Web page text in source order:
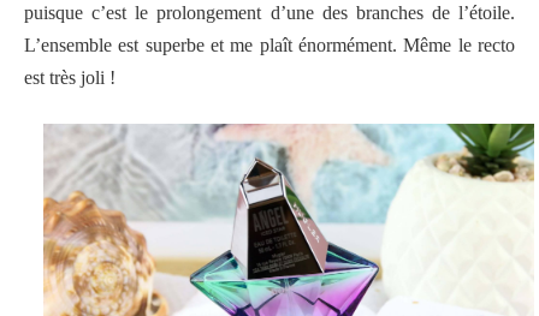
puisque c’est le prolongement d’une des branches de l’étoile.
L’ensemble est superbe et me plaît énormément. Même le recto
est très joli !